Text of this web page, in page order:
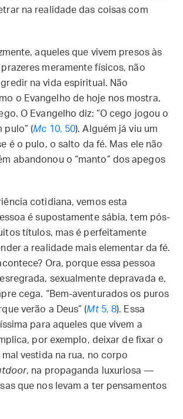
na realidade das coisas com
aqueles que vivem presos às
meramente físicos, não
na vida espiritual. Não
o Evangelho de hoje nos mostra,
O Evangelho diz: “O cego jogou o
pulo” (Mc 10, 50). Alguém já viu um
é o pulo, o salto da fé. Mas ele não
abandonou o “manto” dos apegos
cotidiana, vemos esta
é supostamente sábia, tem pós-
títulos, mas é perfeitamente
a realidade mais elementar da fé.
Ora, porque essa pessoa
sexualmente depravada e,
cega. “Bem-aventurados os puros
verão a Deus” (Mt5, 8). Essa
para aqueles que vivem a
por exemplo, deixar de fixar o
vestida na rua, no corpo
, na propaganda luxuriosa —
que nos levam a ter pensamentos